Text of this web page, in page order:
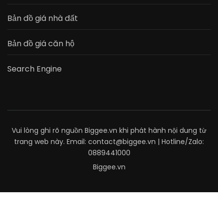
Bản đồ giá nhà đất
Bản đồ giá căn hộ
Search Engine
Vui lòng ghi rõ nguồn Biggee.vn khi phát hành nội dung từ
trang web này. Email: contact@biggee.vn | Hotline/Zalo:
0889441000
Biggee.vn